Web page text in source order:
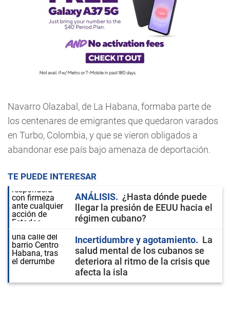
Navarro Olazabal, de La Habana, formaba parte de
los centenares de emigrantes que quedaron varados
en Turbo, Colombia, y que se vieron obligados a
abandonar ese país bajo amenaza de deportación.
TE PUEDE INTERESAR
ANÁLISIS
¿Hasta dónde puede
llegar la presión de EEUU hacia el
régimen cubano?
Incertidumbre y agotamiento
La
salud mental de los cubanos se
deteriora al ritmo de la crisis que
afecta la isla